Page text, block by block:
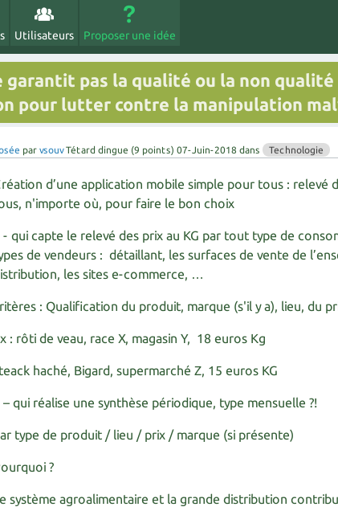
Utilisateurs Proposer une idée
garantit pas la qualité ou la non qualité
pour lutter contre la manipulation
par vsouv Tétard dingue (9 points) 07-Juin-2018 dans Technologie
d’une application mobile simple pour tous : relevé
n'importe où, pour faire le bon choix
- qui capte le relevé des prix au KG par tout type de
de vendeurs : détaillant, les surfaces de vente de
les sites e-commerce, …
: Qualification du produit, marque (s'il y a), lieu, du
: rôti de veau, race X, magasin Y, 18 euros Kg
haché, Bigard, supermarché Z, 15 euros KG
– qui réalise une synthèse périodique, type mensuelle ?!
type de produit / lieu / prix / marque (si présente)
?
système agroalimentaire et la grande distribution